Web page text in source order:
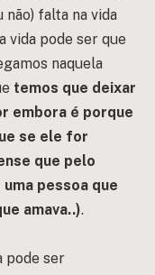
falta na vida
vida pode ser que
naquela
temos que deixar
embora é porque
se ele for
que pelo
pessoa que
amava..).
ser